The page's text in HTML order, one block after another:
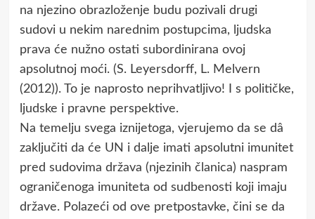
na njezino obrazloženje budu pozivali drugi
sudovi u nekim narednim postupcima, ljudska
prava će nužno ostati subordinirana ovoj
apsolutnoj moći. (S. Leyersdorff, L. Melvern
(2012)). To je naprosto neprihvatljivo! I s političke,
ljudske i pravne perspektive.
Na temelju svega iznijetoga, vjerujemo da se dâ
zaključiti da će UN i dalje imati apsolutni imunitet
pred sudovima država (njezinih članica) naspram
ograničenoga imuniteta od sudbenosti koji imaju
države. Polazeći od ove pretpostavke, čini se da